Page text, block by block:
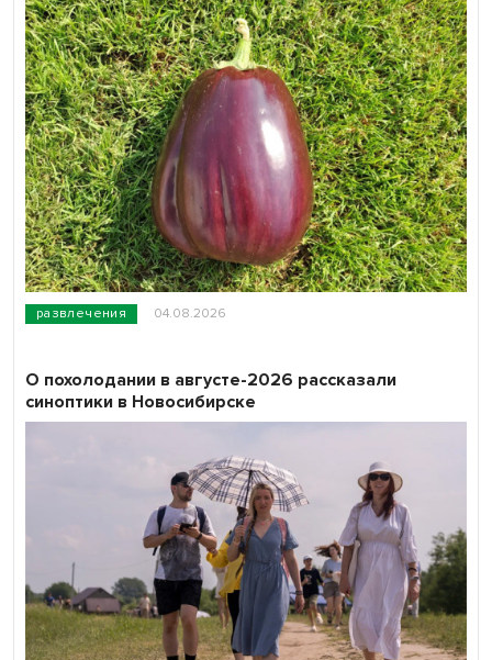
развлечения 04.08.2026
О похолодании в августе-2026 рассказали
синоптики в Новосибирске